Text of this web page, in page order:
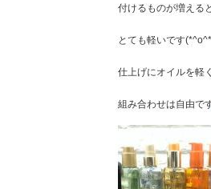
付けるものが増える
とても軽いです
仕上げにオイルを軽
組み合わせは自由で